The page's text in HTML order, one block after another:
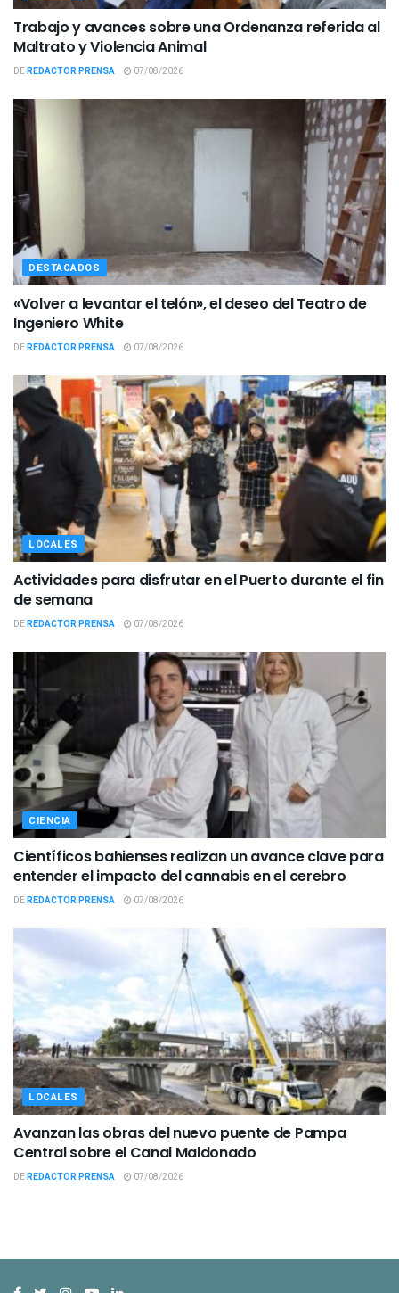
Trabajo y avances sobre una Ordenanza referida al
Maltrato y Violencia Animal
DEREDACTOR PRENSA 07/08/2026
DESTACADOS
«Volver a levantar el telón», el deseo del Teatro de
Ingeniero White
DEREDACTOR PRENSA 07/08/2026
LOCALES
Actividades para disfrutar en el Puerto durante el fin
de semana
DEREDACTOR PRENSA 07/08/2026
CIENCIA
Científicos bahienses realizan un avance clave para
entender el impacto del cannabis en el cerebro
DEREDACTOR PRENSA 07/08/2026
LOCALES
Avanzan las obras del nuevo puente de Pampa
Central sobre el Canal Maldonado
DEREDACTOR PRENSA 07/08/2026